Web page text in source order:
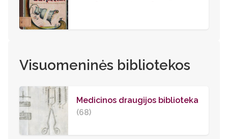
Visuomeninės bibliotekos
Medicinos draugijos biblioteka
(68)